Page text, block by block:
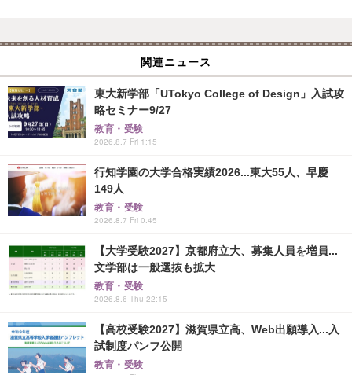
関連ニュース
東大新学部「UTokyo College of Design」入試攻
略セミナー9/27
教育・受験
2026.8.7 Fri 1:15
行知学園の大学合格実績2026...東大55人、早慶
149人
教育・受験
2026.8.7 Fri 0:45
【大学受験2027】京都府立大、募集人員を増員...
文学部は一般選抜も拡大
教育・受験
2026.8.6 Thu 22:15
【高校受験2027】滋賀県立高、Web出願導入...入
試制度パンフ公開
教育・受験